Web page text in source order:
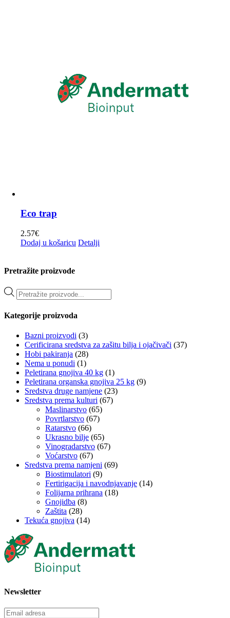
stranici
proizvoda
Eco trap
2.57€
Dodaj u košaricu Detalji
Pretražite proizvode
Products
search
Kategorije proizvoda
Bazni proizvodi (3)
Cerificirana sredstva za zašitu bilja i ojačivači (37)
Hobi pakiranja (28)
Nema u ponudi (1)
Peletirana gnojiva 40 kg (1)
Peletirana organska gnojiva 25 kg (9)
Sredstva druge namjene (23)
Sredstva prema kulturi (67)
Maslinarstvo (65)
Povrtlarstvo (67)
Ratarstvo (66)
Ukrasno bilje (65)
Vinogradarstvo (67)
Voćarstvo (67)
Sredstva prema namjeni (69)
Biostimulatori (9)
Fertirigacija i navodnjavanje (14)
Folijarna prihrana (18)
Gnojidba (8)
Zaštita (28)
Tekuća gnojiva (14)
Newsletter